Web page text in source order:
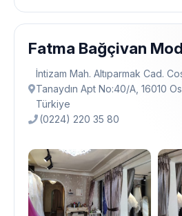
Fatma Bağçivan
İntizam Mah. Altıparmak Cad.
Tanaydın Apt No:40/A, 16010
Türkiye
(0224) 220 35 80